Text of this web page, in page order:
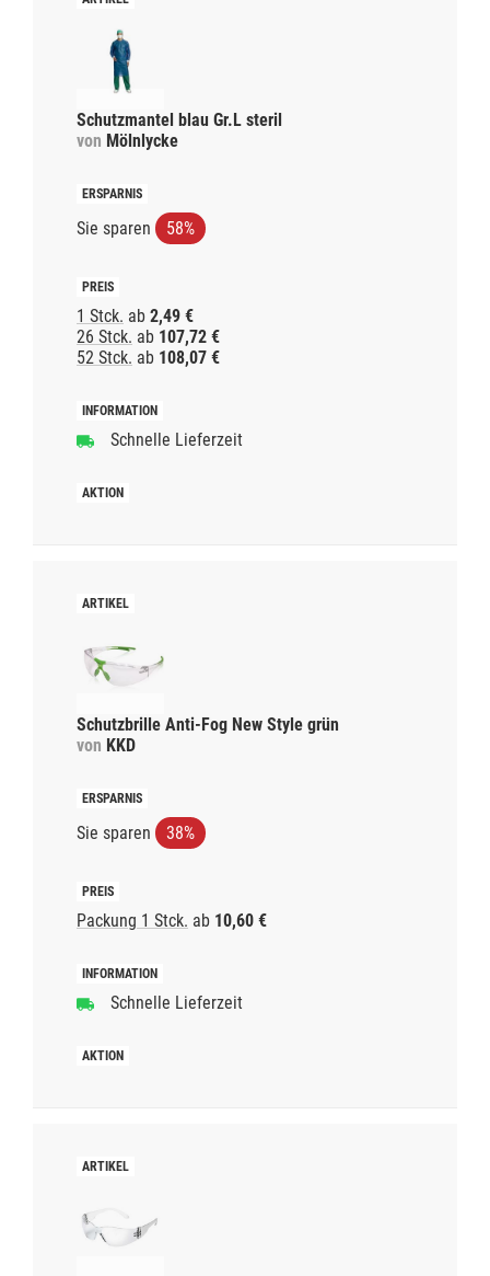
Schutzmantel blau Gr.L steril
von Mölnlycke
Sie sparen 58%
1 Stck. ab 2,49 €
26 Stck. ab 107,72 €
52 Stck. ab 108,07 €
Schnelle Lieferzeit
Schutzbrille Anti-Fog New Style grün
von KKD
Sie sparen 38%
Packung 1 Stck. ab 10,60 €
Schnelle Lieferzeit